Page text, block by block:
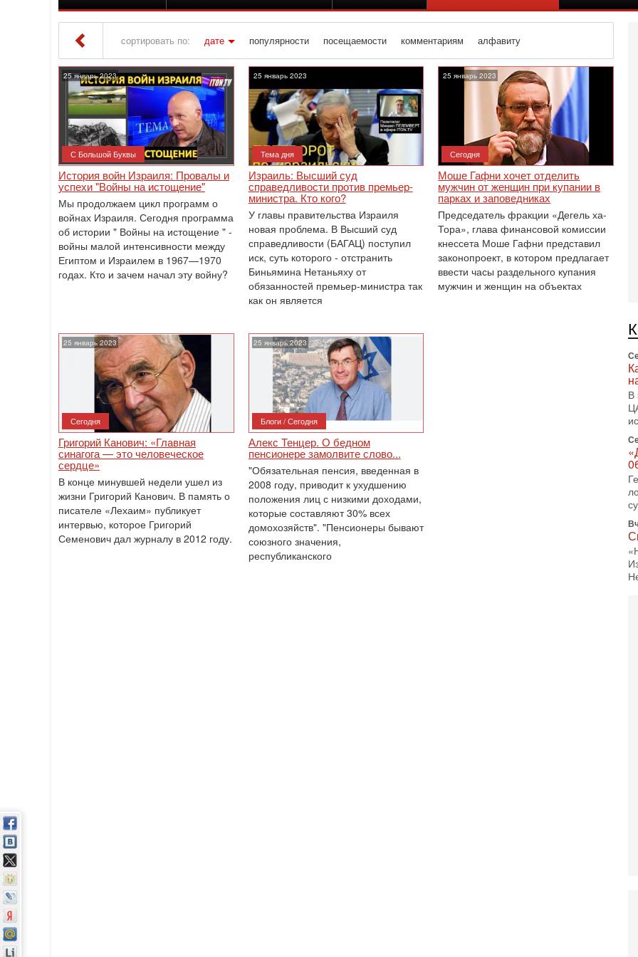
сортировать по: дате популярности посещаемости комментариям алфавиту
Iton TV» Материалы за 25.01.2023
25 январь 2023
С Большой Буквы
История войн Израиля: Провалы и
успехи "Войны на истощение"
Мы продолжаем цикл программ о
войнах Израиля. Сегодня программа
об истории " Войны на истощение " -
войны малой интенсивности между
Египтом и Израилем в 1967—1970
годах. Кто и зачем начал эту войну?
25 январь 2023
Тема дня
Израиль: Высший суд
справедливости против премьер-
министра. Кто кого?
У главы правительства Израиля
новая проблема. В Высший суд
справедливости (БАГАЦ) поступил
иск, суть которого - отстранить
Биньямина Нетаньяху от
обязанностей премьер-министра так
как он является
25 январь 2023
Сегодня
Моше Гафни хочет отделить
мужчин от женщин при купании в
парках и заповедниках
Председатель фракции «Дегель ха-
Тора», глава финансовой комиссии
кнессета Моше Гафни представил
законопроект, в котором предлагает
ввести часы раздельного купания
мужчин и женщин на объектах
25 январь 2023
Сегодня
Григорий Канович: «Главная
синагога — это человеческое
сердце»
В конце минувшей недели ушел из
жизни Григорий Канович. В память о
писателе «Лехаим» публикует
интервью, которое Григорий
Семенович дал журналу в 2012 году.
25 январь 2023
Блоги / Сегодня
Алекс Тенцер. О бедном
пенсионере замолвите слово...
"Обязательная пенсия, введенная в
2008 году, приводит к ухудшению
положения лиц с низкими доходами,
которые составляют 30% всех
домохозяйств". "Пенсионеры бывают
союзного значения,
республиканского
В